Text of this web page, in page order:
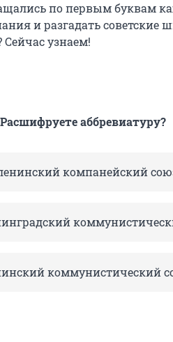
по первым буквам
и разгадать
Сейчас узнаем!
аббревиатуру?
компанейский
коммунистический